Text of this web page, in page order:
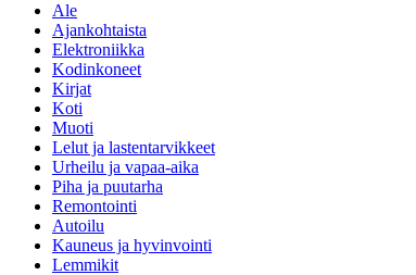
Ale
Ajankohtaista
Elektroniikka
Kodinkoneet
Kirjat
Koti
Muoti
Lelut ja lastentarvikkeet
Urheilu ja vapaa-aika
Piha ja puutarha
Remontointi
Autoilu
Kauneus ja hyvinvointi
Lemmikit